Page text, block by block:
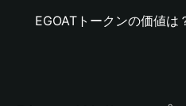
EGOATトークンの価値は